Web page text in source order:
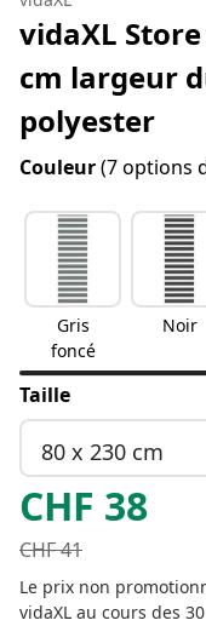
vidaXL
cm largeur
polyester
Couleur(7 options
Gris
foncé
Noir
Taille
80 x 230 cm
CHF 38
CHF41
Le prix non
vidaXL au cours des